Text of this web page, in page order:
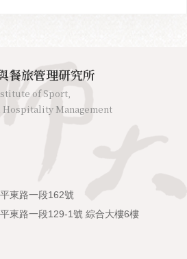
餐旅管理研究所
of Sport,
Hospitality Management
東路一段162號
東路一段129-1號 綜合大樓6樓